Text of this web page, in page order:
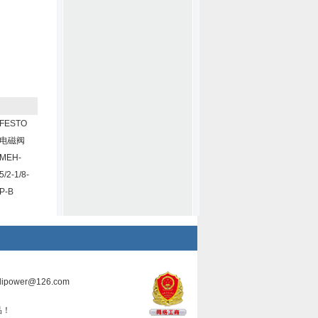
FESTO
电磁阀
MEH-
5/2-1/8-
P-B